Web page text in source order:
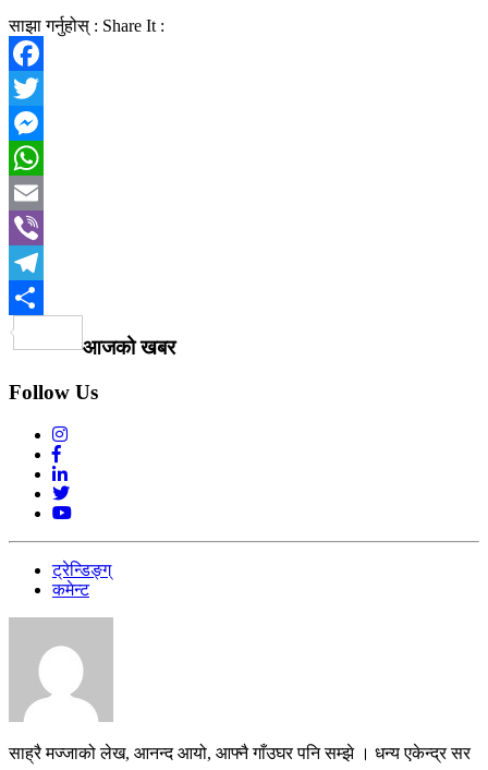
साझा गर्नुहोस् : Share It :
Facebook
Twitter
Messenger
WhatsApp
Email
Viber
Telegram
आजको खबर
Follow Us
ट्रेन्डिङ्ग्
कमेन्ट
साह्रै मज्जाको लेख, आनन्द आयो, आफ्नै गाँउघर पनि सम्झे । धन्य एकेन्द्र सर